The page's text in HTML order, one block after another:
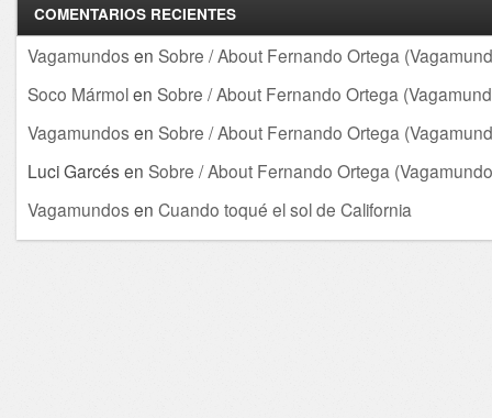
COMENTARIOS RECIENTES
Vagamundos en Sobre / About Fernando Ortega
Soco Mármolen Sobre / About Fernando Ortega
Vagamundos en Sobre / About Fernando Ortega
Luci Garcés en Sobre / About Fernando Ortega
Vagamundos en Cuando toqué el sol de California